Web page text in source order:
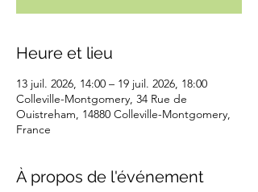
Heure et lieu
13 juil. 2026, 14:00 – 19 juil. 2026, 18:00
Colleville-Montgomery, 34 Rue de
Ouistreham, 14880 Colleville-Montgomery,
France
À propos de l'événement